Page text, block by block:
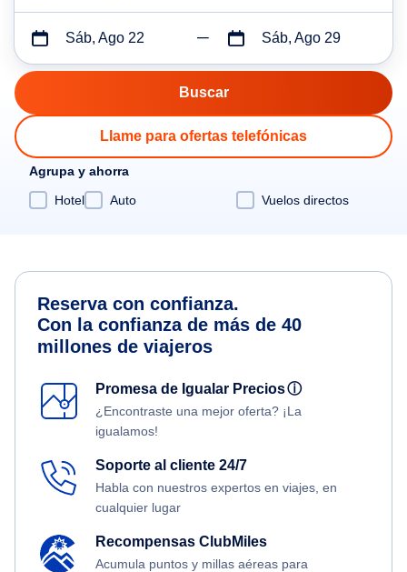
Sáb, Ago 22 Sáb, Ago 29
Llame para ofertas telefónicas
Agrupa y ahorra
Hotel
Auto Vuelos directos
Reserva con confianza.
Con la confianza de más de 40
millones de viajeros
Promesa de Igualar Preciosⓘ
¿Encontraste una mejor oferta? ¡La
igualamos!
Soporte al cliente 24/7
Habla con nuestros expertos en viajes, en
cualquier lugar
Recompensas ClubMiles
Acumula puntos y millas aéreas para